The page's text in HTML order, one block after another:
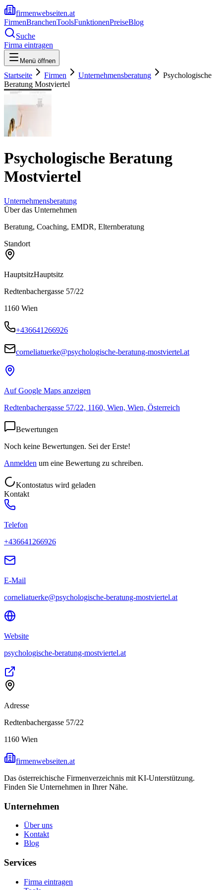
firmenwebseiten.at
FirmenBranchenToolsFunktionenPreiseBlog
Suche
Firma eintragen
Menü öffnen
Startseite Firmen Unternehmensberatung
Psychologische
Beratung Mostviertel
Psychologische Beratung
Mostviertel
Unternehmensberatung
Über das Unternehmen
Beratung, Coaching, EMDR, Elternberatung
Standort
HauptsitzHauptsitz
Redtenbachergasse 57/22
1160 Wien
+436641266926
corneliatuerke@psychologische-beratung-mostviertel.at
Auf Google Maps anzeigen
Redtenbachergasse 57/22, 1160, Wien, Wien, Österreich
Bewertungen
Noch keine Bewertungen. Sei der Erste!
Anmelden um eine Bewertung zu schreiben.
Kontostatus wird geladen
Kontakt
Telefon
+436641266926
E-Mail
corneliatuerke@psychologische-beratung-mostviertel.at
Website
psychologische-beratung-mostviertel.at
Adresse
Redtenbachergasse 57/22
1160 Wien
firmenwebseiten.at
Das österreichische Firmenverzeichnis mit KI-Unterstützung.
Finden Sie Unternehmen in Ihrer Nähe.
Unternehmen
Über uns
Kontakt
Blog
Services
Firma eintragen